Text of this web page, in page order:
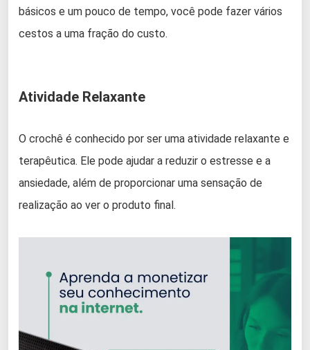
básicos e um pouco de tempo, você pode fazer vários
cestos a uma fração do custo.
Atividade Relaxante
O crochê é conhecido por ser uma atividade relaxante e
terapêutica. Ele pode ajudar a reduzir o estresse e a
ansiedade, além de proporcionar uma sensação de
realização ao ver o produto final.